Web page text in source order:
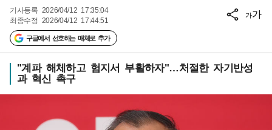
기사등록 2026/04/12 17:35:04
최종수정 2026/04/12 17:44:51
구글에서 선호하는 매체로 추가
가가
"계파 해체하고 험지서 부활하자"…처절한 자기반성
과 혁신 촉구